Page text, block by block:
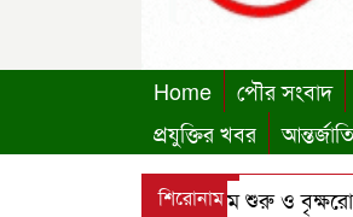
Home পৌর সংবাদ
প্রযুক্তির খবর
শিরোনাম
কার্যালয়ের কার্যক্রম শুরু ও বৃক্ষরোপণ।